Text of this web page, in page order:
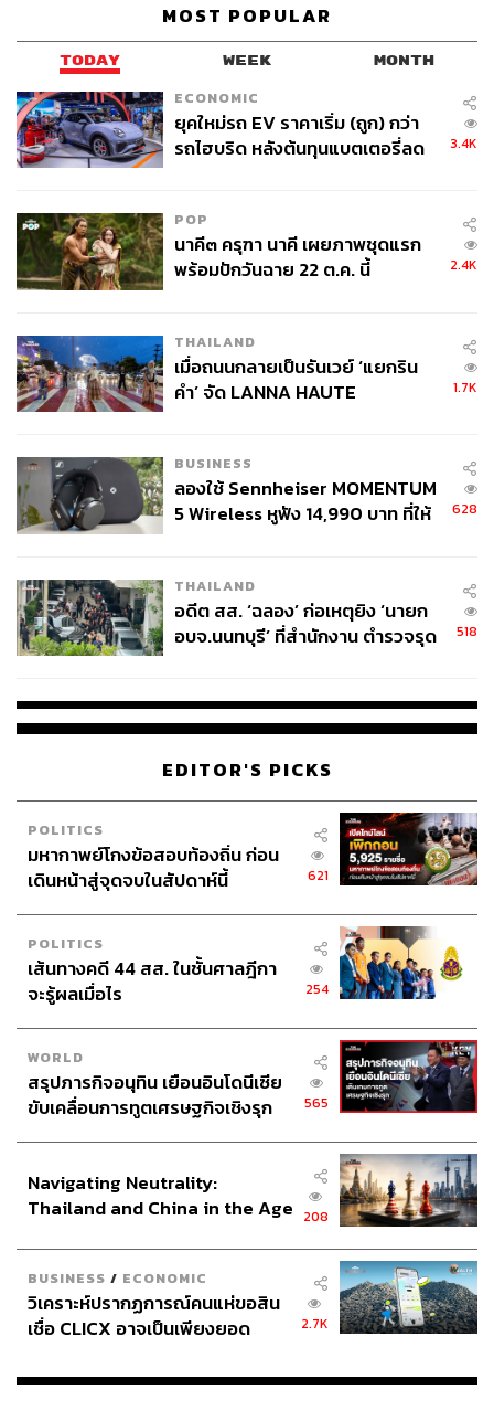
MOST POPULAR
TODAY WEEK MONTH
ECONOMIC
ยุคใหม่รถ EV ราคาเริ่ม (ถูก) กว่า
รถไฮบริด หลังต้นทุนแบตเตอรี่ลด
3.4K
POP
นาคี๓ ครุฑา นาคี เผยภาพชุดแรก
พร้อมปักวันฉาย 22 ต.ค. นี้
2.4K
THAILAND
เมื่อถนนกลายเป็นรันเวย์ ‘แยกริน
คำ’ จัด LANNA HAUTE
1.7K
BUSINESS
ลองใช้ Sennheiser MOMENTUM
5 Wireless หูฟัง 14,990 บาท ที่ให้
628
THAILAND
อดีต สส. ‘ฉลอง’ ก่อเหตุยิง ‘นายก
อบจ.นนทบุรี’ ที่สำนักงาน ตำรวจรุด
518
EDITOR'S PICKS
POLITICS
มหากาพย์โกงข้อสอบท้องถิ่น ก่อน
เดินหน้าสู่จุดจบในสัปดาห์นี้
621
POLITICS
เส้นทางคดี 44 สส. ในชั้นศาลฎีกา
จะรู้ผลเมื่อไร
254
WORLD
สรุปภารกิจอนุทิน เยือนอินโดนีเซีย
ขับเคลื่อนการทูตเศรษฐกิจเชิงรุก
565
Navigating Neutrality:
Thailand and China in the Age
208
BUSINESS / ECONOMIC
วิเคราะห์ปรากฏการณ์คนแห่ขอสิน
เชื่อ CLICX อาจเป็นเพียงยอด
เรือนไทยที่ถูกซุกไว้
2.7K